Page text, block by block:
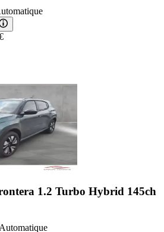
1.2 Turbo Hybrid 145ch
Automatique